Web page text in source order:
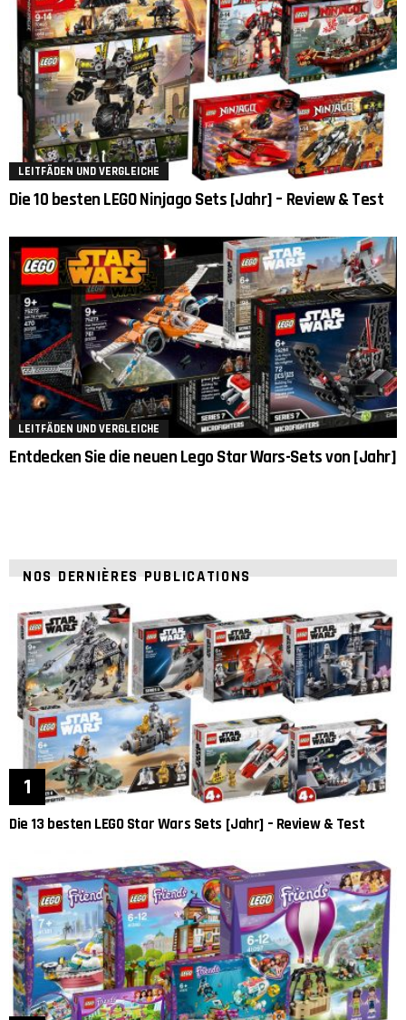
LEITFÄDEN UND VERGLEICHE
Die 10 besten LEGO Ninjago Sets [Jahr] – Review & Test
LEITFÄDEN UND VERGLEICHE
Entdecken Sie die neuen Lego Star Wars-Sets von [Jahr]
NOS DERNIÈRES PUBLICATIONS
Die 13 besten LEGO Star Wars Sets [Jahr] – Review & Test